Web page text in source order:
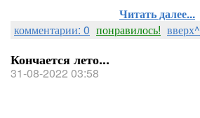
Читать далее...
комментарии: 0 понравилось! вверх^
Кончается лето...
31-08-2022 03:58